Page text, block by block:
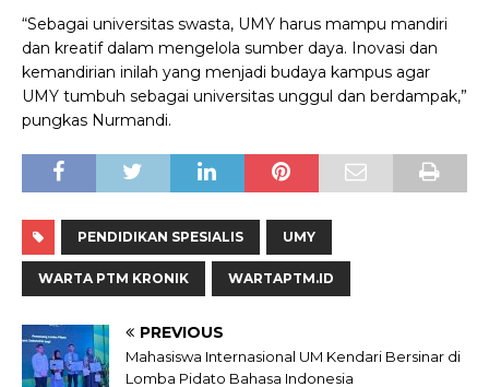
“Sebagai universitas swasta, UMY harus mampu mandiri
dan kreatif dalam mengelola sumber daya. Inovasi dan
kemandirian inilah yang menjadi budaya kampus agar
UMY tumbuh sebagai universitas unggul dan berdampak,”
pungkas Nurmandi.
PENDIDIKAN SPESIALIS UMY
WARTA PTM KRONIK WARTAPTM.ID
PREVIOUS
Mahasiswa Internasional UM Kendari Bersinar di
Lomba Pidato Bahasa Indonesia